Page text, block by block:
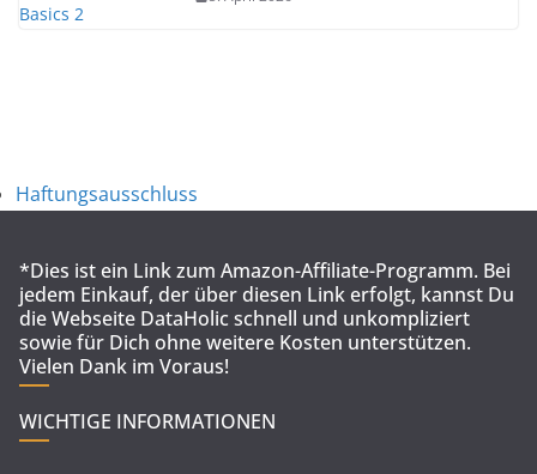
Haftungsausschluss
*Dies ist ein Link zum Amazon-Affiliate-Programm. Bei
jedem Einkauf, der über diesen Link erfolgt, kannst Du
die Webseite DataHolic schnell und unkompliziert
sowie für Dich ohne weitere Kosten unterstützen.
Vielen Dank im Voraus!
WICHTIGE INFORMATIONEN